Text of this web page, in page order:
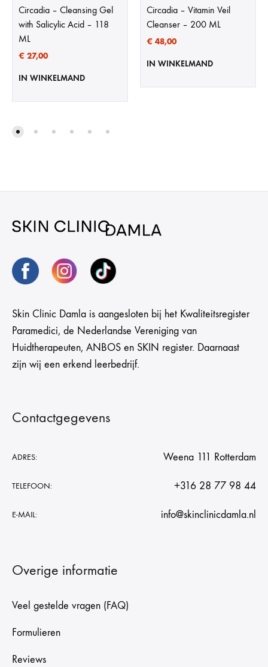
Circadia – Cleansing Gel
with Salicylic Acid – 118
ML
€ 27,00
IN WINKELMAND
Circadia – Vitamin Veil
Cleanser – 200 ML
€ 48,00
IN WINKELMAND
Skin Clinic Damla is aangesloten bij het Kwaliteitsregister
Paramedici, de Nederlandse Vereniging van
Huidtherapeuten, ANBOS en SKIN register. Daarnaast
zijn wij een erkend leerbedrijf.
Contactgegevens
ADRES: Weena 111 Rotterdam
TELEFOON: +316 28 77 98 44
E-MAIL: info@skinclinicdamla.nl
Overige informatie
Veel gestelde vragen (FAQ)
Formulieren
Reviews